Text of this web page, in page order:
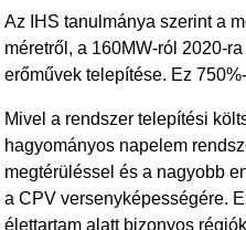
Az IHS tanulmánya szerint a
méretről, a 160MW-ról 2020-
erőművek telepítése. Ez
Mivel a rendszer telepítési
hagyományos napelem
megtérüléssel és a nagyobb
a CPV versenyképességére.
élettartam alatt bizonyos